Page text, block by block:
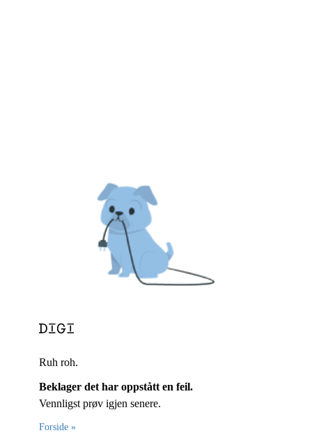
Ruh roh.
Beklager det har oppstått en feil.
Vennligst prøv igjen senere.
Forside »